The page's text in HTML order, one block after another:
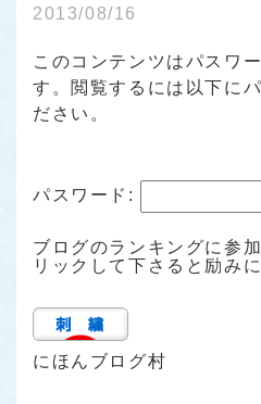
2013/08/16
このコンテンツはパスワ
す。閲覧するには以下に
ださい。
パスワード:
ブログのランキングに参
リックして下さると励み
にほんブログ村